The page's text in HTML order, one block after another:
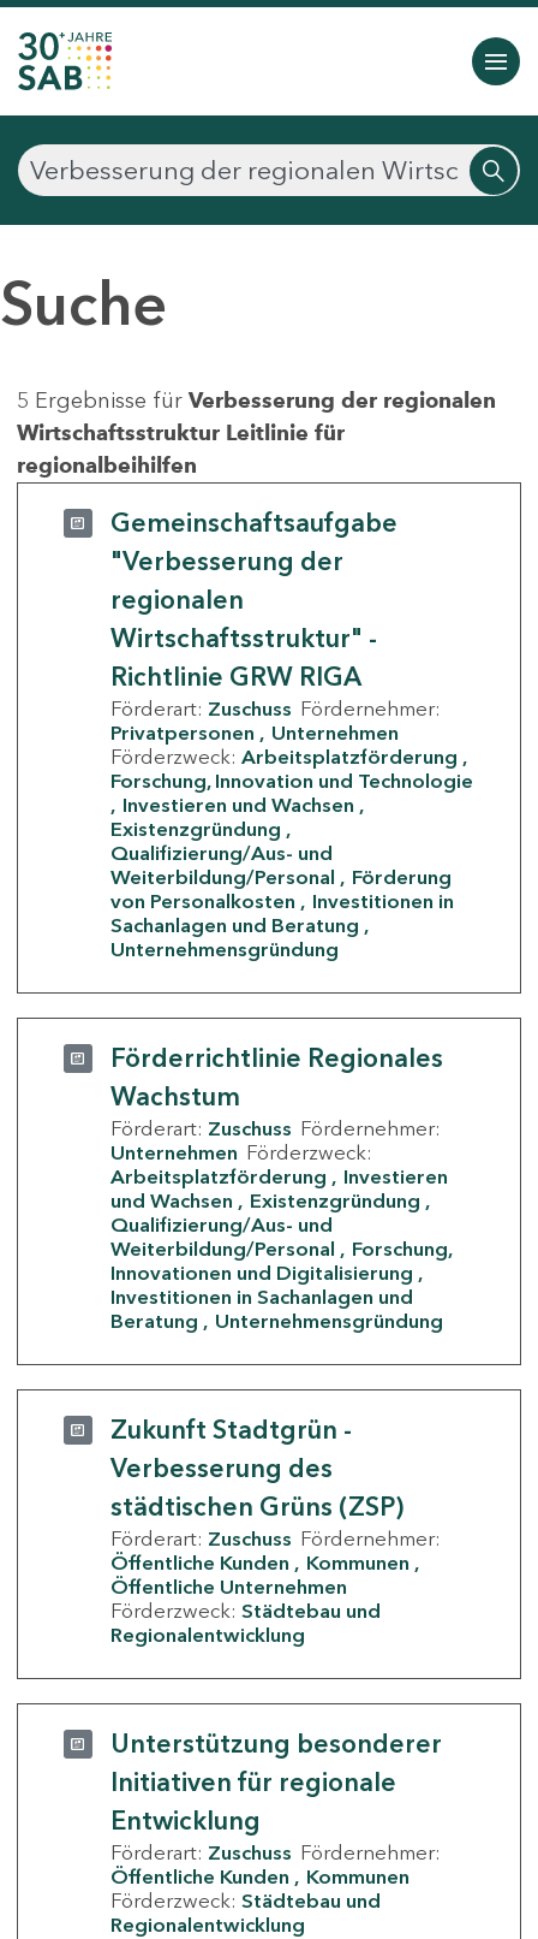
Suche
5 Ergebnisse für Verbesserung der regionalen
Wirtschaftsstruktur Leitlinie für
regionalbeihilfen
Gemeinschaftsaufgabe
"Verbesserung der
regionalen
Wirtschaftsstruktur" -
Richtlinie GRW RIGA
Förderart: Zuschuss Fördernehmer:
Privatpersonen
Unternehmen
Förderzweck: Arbeitsplatzförderung
Forschung, Innovation und Technologie
Investieren und Wachsen
Existenzgründung
Qualifizierung/Aus- und
Weiterbildung/Personal
Förderung
von Personalkosten
Investitionen in
Sachanlagen und Beratung
Unternehmensgründung
Förderrichtlinie Regionales
Wachstum
Förderart: Zuschuss Fördernehmer:
Unternehmen Förderzweck:
Arbeitsplatzförderung
Investieren
und Wachsen
Existenzgründung
Qualifizierung/Aus- und
Weiterbildung/Personal
Forschung,
Innovationen und Digitalisierung
Investitionen in Sachanlagen und
Beratung
Unternehmensgründung
Zukunft Stadtgrün -
Verbesserung des
städtischen Grüns (ZSP)
Förderart: Zuschuss Fördernehmer:
Öffentliche Kunden
Kommunen
Öffentliche Unternehmen
Förderzweck: Städtebau und
Regionalentwicklung
Unterstützung besonderer
Initiativen für regionale
Entwicklung
Förderart: Zuschuss Fördernehmer:
Öffentliche Kunden
Kommunen
Förderzweck: Städtebau und
Regionalentwicklung